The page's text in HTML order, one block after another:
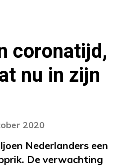
coronatijd,
nu in zijn
2020
Nederlanders een
De verwachting